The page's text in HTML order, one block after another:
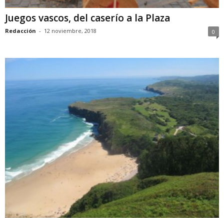
Juegos vascos, del caserío a la Plaza
Redacción - 12 noviembre, 2018 0